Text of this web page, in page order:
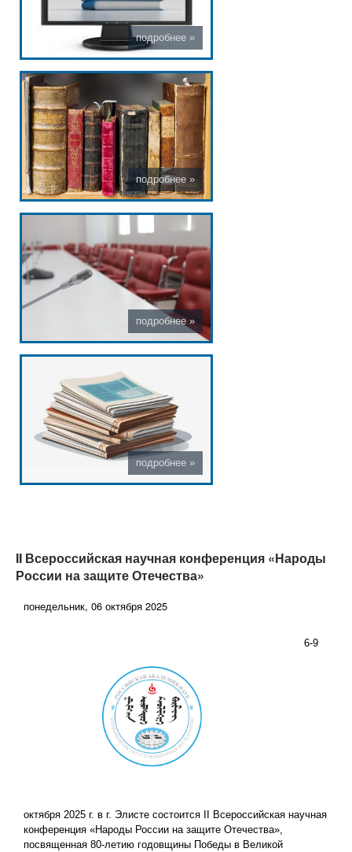
II Всероссийская научная конференция «Народы
России на защите Отечества»
понедельник, 06 октября 2025
6-9
октября 2025 г. в г. Элисте состоится II Всероссийская научная
конференция «Народы России на защите Отечества»,
посвященная 80-летию годовщины Победы в Великой